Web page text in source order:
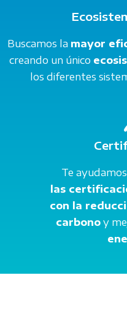
Buscamos la mayor
creando un único
los diferentes
Te
las
con la
carbonoy